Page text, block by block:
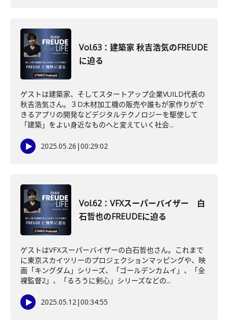
Vol.63：建築家 秋吉浩気のFREUDE
に迫る
ゲストは建築家、そしてスタートアップ企業VUILD代表の
秋吉浩気さん。３D木材加工機の販売や誰もが家作りがで
きるアプリの開発などデジタルテクノロジーを駆使して
「建築」をよい身近なものへと変えていく社会...
2025.05.26 |00:29:02
Vol.62：VFXスーパーバイザー 白
石哲也のFREUDEに迫る
ゲストはVFXスーパーバイザーの白石哲也さん。これまで
に東京スカイツリーのプロジェクションマッピングや、映
画「キングダム」シリーズ、「ゴールデンカムイ」、「全
裸監督2」、「るろうに剣心」シリーズなどの...
2025.05.12|00:34:55